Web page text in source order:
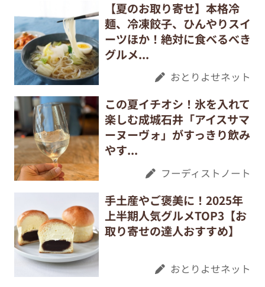
【夏のお取り寄せ】本格冷
麺、冷凍餃子、ひんやりスイ
ーツほか！絶対に食べるべき
グルメ...
おとりよせネット
この夏イチオシ！氷を入れて
楽しむ成城石井「アイスサマ
ーヌーヴォ」がすっきり飲み
やす...
フーディストノート
手土産やご褒美に！2025年
上半期人気グルメTOP3【お
取り寄せの達人おすすめ】
おとりよせネット